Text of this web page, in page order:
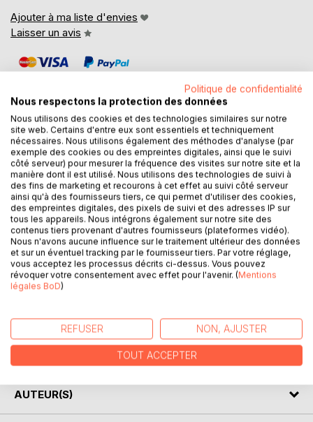
Ajouter à ma liste d'envies
Laisser un avis
DESCRIPTION
Frank Poireau est engagé dans l'adoption des outils
collaboratifs Microsoft 365 depuis 10 ans. Spécialiste de la
relation utilisateur, il intervient pour des missions de
conception de solution fonctionnelle, de coaching
stratégique, de gouvernance opérationnelle et de
formation dans le but de faciliter la transformation digitale
des organisations.
Dans ce 4e tome de la collection dédiée à SharePoint,
sur les capacités d'extension de SharePoint apportées par
les quatre logiciels de la PowerPlatform, en organisant son
propos suivant les angles No Code puis Low Code.
AUTEUR(S)
Politique de confidentialité
Nous respectons la protection des données
Nous utilisons des cookies et des technologies similaires sur notre
site web. Certains d'entre eux sont essentiels et techniquement
nécessaires. Nous utilisons également des méthodes d'analyse (par
exemple des cookies ou des empreintes digitales, ainsi que le suivi
côté serveur) pour mesurer la fréquence des visites sur notre site et la
manière dont il est utilisé. Nous utilisons des technologies de suivi à
des fins de marketing et recourons à cet effet au suivi côté serveur
ainsi qu'à des fournisseurs tiers, ce qui permet d'utiliser des cookies,
des empreintes digitales, des pixels de suivi et des adresses IP sur
tous les appareils. Nous intégrons également sur notre site des
contenus tiers provenant d'autres fournisseurs (plateformes vidéo).
Nous n'avons aucune influence sur le traitement ultérieur des données
et sur un éventuel tracking par le fournisseur tiers. Par votre réglage,
vous acceptez les processus décrits ci-dessus. Vous pouvez
révoquer votre consentement avec effet pour l'avenir. (Mentions
légales BoD)
REFUSER NON, AJUSTER
TOUT ACCEPTER